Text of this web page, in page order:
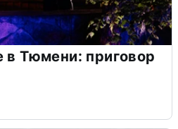
в Тюмени: приговор